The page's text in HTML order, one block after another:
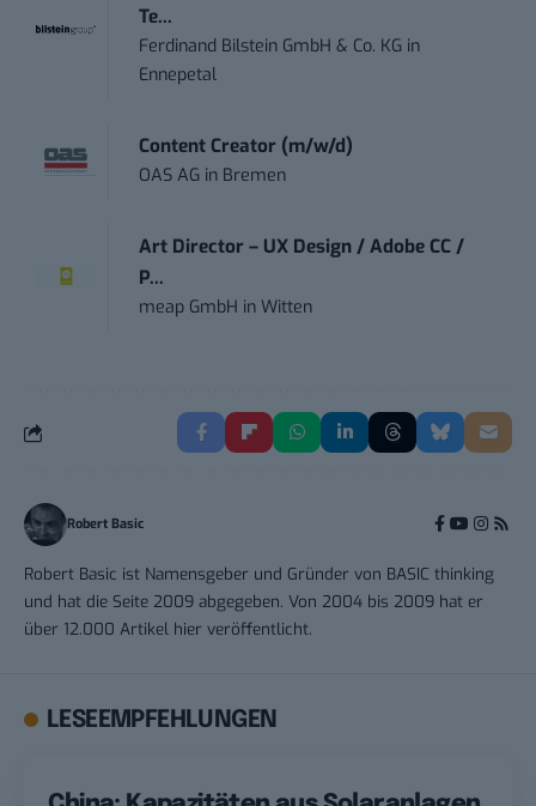
Te...
Ferdinand Bilstein GmbH & Co. KG in
Ennepetal
Content Creator (m/w/d)
OAS AG in Bremen
Art Director – UX Design / Adobe CC /
P...
meap GmbH inWitten
Robert Basic
Robert Basic ist Namensgeber und Gründer von BASIC thinking
und hat die Seite 2009 abgegeben. Von 2004 bis 2009 hat er
über 12.000 Artikel hier veröffentlicht.
LESEEMPFEHLUNGEN